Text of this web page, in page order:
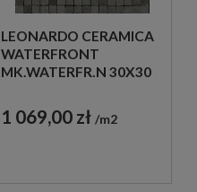
LEONARDO CERAMICA
WATERFRONT
MK.WATERFR.N 30X30
DEKORACYJNA
1 069,00 zł m2